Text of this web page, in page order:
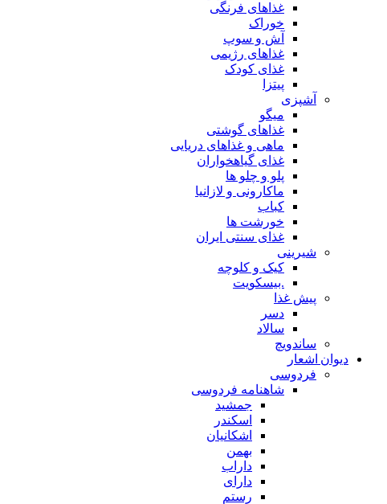
غذاهای فرنگی
خوراک
آش و سوپ
غذاهای رژیمی
غذای کودک
پیتزا
آشپزی
میگو
غذاهای گوشتی
ماهی و غذاهای دریایی
غذای گیاهخواران
پلو و چلو ها
ماکارونی و لازانیا
کباب
خورشت ها
غذای سنتی ایران
شیرینی
کیک و کلوچه
.بیسکویت
پیش غذا
دسر
سالاد
ساندویچ
دیوان اشعار
فردوسی
شاهنامه فردوسی
جمشید
اسکندر
اشکانیان
بهمن
داراب
دارای
رستم